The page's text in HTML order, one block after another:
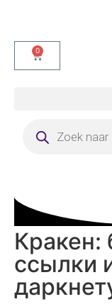
0
Кракен:
ссылки